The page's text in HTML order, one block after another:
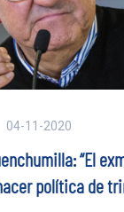
04-11-2020
“El
política de